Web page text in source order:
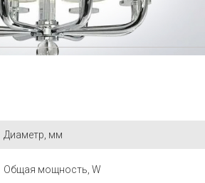
Диаметр, мм
Общая мощность, W